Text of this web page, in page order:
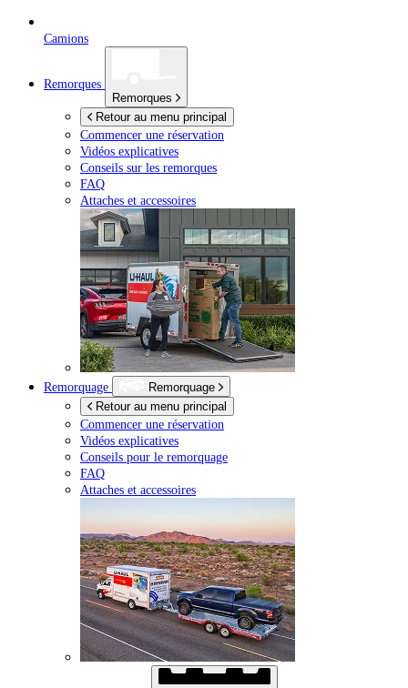
Camions
Remorques
Remorques
Retour au menu principal
Commencer une réservation
Vidéos explicatives
Conseils sur les remorques
FAQ
Attaches et accessoires
Remorquage
Remorquage
Retour au menu principal
Commencer une réservation
Vidéos explicatives
Conseils pour le remorquage
FAQ
Attaches et accessoires